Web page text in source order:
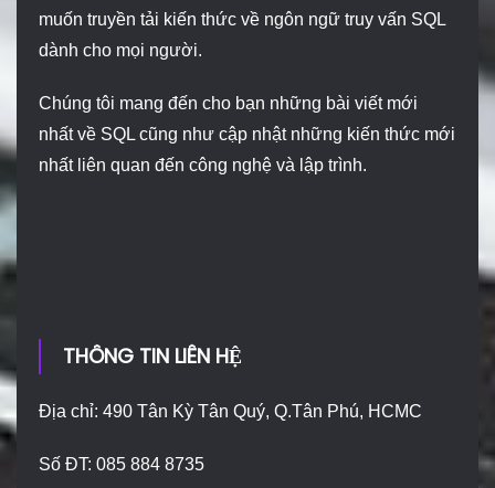
muốn truyền tải kiến thức về ngôn ngữ truy vấn SQL
dành cho mọi người.
Chúng tôi mang đến cho bạn những bài viết mới
nhất về SQL cũng như cập nhật những kiến thức mới
nhất liên quan đến công nghệ và lập trình.
THÔNG TIN LIÊN HỆ
Địa chỉ: 490 Tân Kỳ Tân Quý, Q.Tân Phú, HCMC
Số ĐT: 085 884 8735